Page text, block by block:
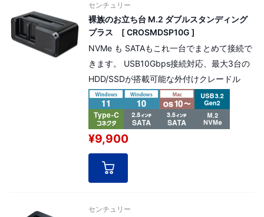
センチュリー
裸族のお立ち台 M.2 ダブルスタンディング
プラス [ CROSMDSP10G ]
NVMe も SATAもこれ一台でまとめて接続で
きます。 USB10Gbps接続対応、最大3台の
HDD/SSDが搭載可能な外付けクレードル
¥9,900
センチュリー